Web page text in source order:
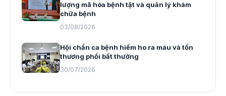
lượng mã hóa bệnh tật và quản lý khám
chữa bệnh
03/08/2026
Hội chẩn ca bệnh hiếm ho ra máu và tổn
thương phổi bất thường
30/07/2026